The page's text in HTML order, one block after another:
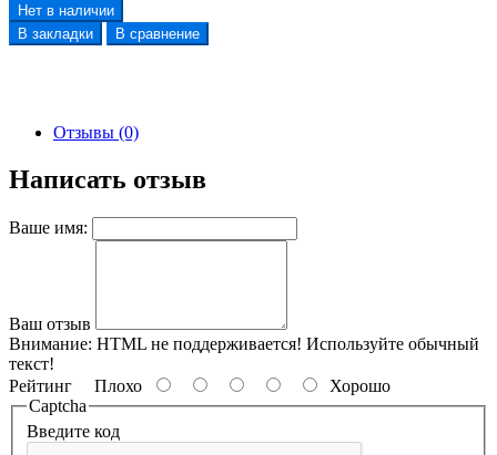
Нет в наличии
В закладки
В сравнение
Отзывы (0)
Написать отзыв
Ваше имя:
Ваш отзыв
Внимание: HTML не поддерживается! Используйте обычный
текст!
Рейтинг Плохо
Хорошо
Captcha
Введите код